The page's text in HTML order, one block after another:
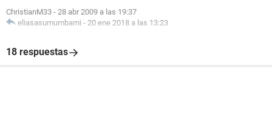
ChristianM33 - 28 abr 2009 a las 19:37
eliasasumumbami - 20 ene 2018 a las 13:23
18 respuestas